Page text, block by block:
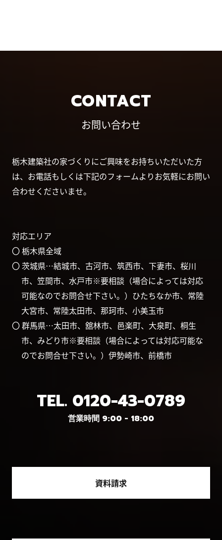
CONTACT
お問い合わせ
栃木建築社の家づくりにご興味をお持ちいただいた方
は、お電話もしくは下記のフォームよりお気軽にお問い
合わせくださいませ。
対応エリア
〇 栃木県全域
〇 茨城県…結城市、古河市、筑西市、下妻市、桜川
市、笠間市、水戸市※要相談（場合によっては対応
可能なのでお問合せ下さい。）ひたちなか市、常陸
大宮市、常陸太田市、那珂市、小美玉市
〇 群馬県…太田市、舘林市、邑楽町、大泉町、桐生
市、みどり市※要相談（場合によっては対応可能な
のでお問合せ下さい。）伊勢崎市、前橋市
TEL. 0120-43-0789
営業時間 9:00 - 18:00
資料請求